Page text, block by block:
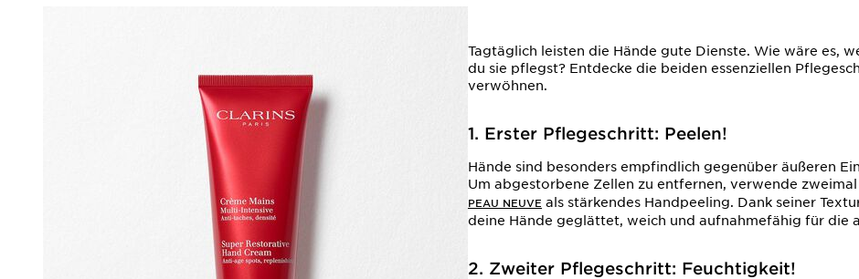
Tagtäglich leisten die Hände gute Dienste. Wie wäre es,
du sie pflegst? Entdecke die beiden essenziellen
verwöhnen.
1. Erster Pflegeschritt: Peelen!
Hände sind besonders empfindlich gegenüber äußeren
Um abgestorbene Zellen zu entfernen, verwende
PEAU NEUVE als stärkendes Handpeeling. Dank seiner
deine Hände geglättet, weich und aufnahmefähig für die
2. Zweiter Pflegeschritt: Feuchtigkeit!